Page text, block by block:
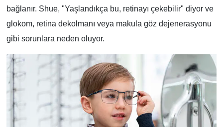
bağlanır. Shue, "Yaşlandıkça bu, retinayı çekebilir" diyor ve
glokom, retina dekolmanı veya makula göz dejenerasyonu
gibi sorunlara neden oluyor.